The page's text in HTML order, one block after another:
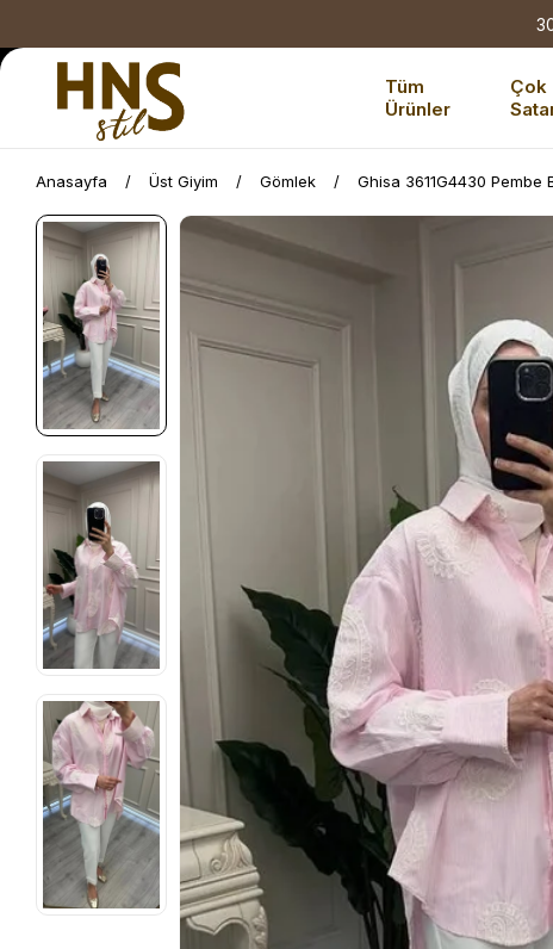
Tüm
Ürünler
Çok
Anasayfa Üst Giyim Gömlek Ghisa 3611G4430 Pembe